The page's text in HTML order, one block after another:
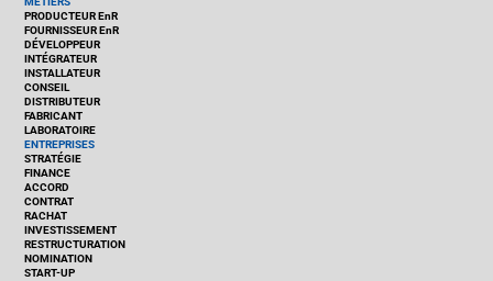
PRODUCTEUR EnR
FOURNISSEUR EnR
DÉVELOPPEUR
INTÉGRATEUR
INSTALLATEUR
CONSEIL
DISTRIBUTEUR
FABRICANT
LABORATOIRE
ENTREPRISES
STRATÉGIE
FINANCE
ACCORD
CONTRAT
RACHAT
INVESTISSEMENT
RESTRUCTURATION
NOMINATION
START-UP